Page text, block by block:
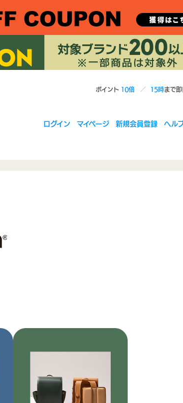
ポイント 10倍 15時まで
ログイン マイページ 新規会員登録 ヘル